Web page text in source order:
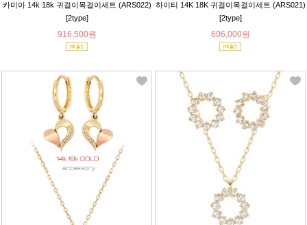
카미아 14k 18k 귀걸이목걸이세트 (ARS022)
[2type]
916,500원
하이티 14K 18K 귀걸이목걸이세트 (ARS021)
[2type]
606,000원